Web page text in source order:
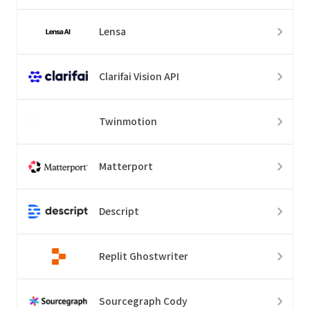
Lensa
Clarifai Vision API
Twinmotion
Matterport
Descript
Replit Ghostwriter
Sourcegraph Cody